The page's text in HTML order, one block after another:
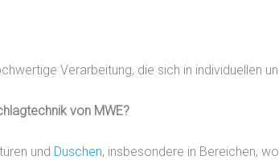
o
u
Verarbeitung, die sich in individuellen
von MWE?
und Duschen, insbesondere in Bereichen,